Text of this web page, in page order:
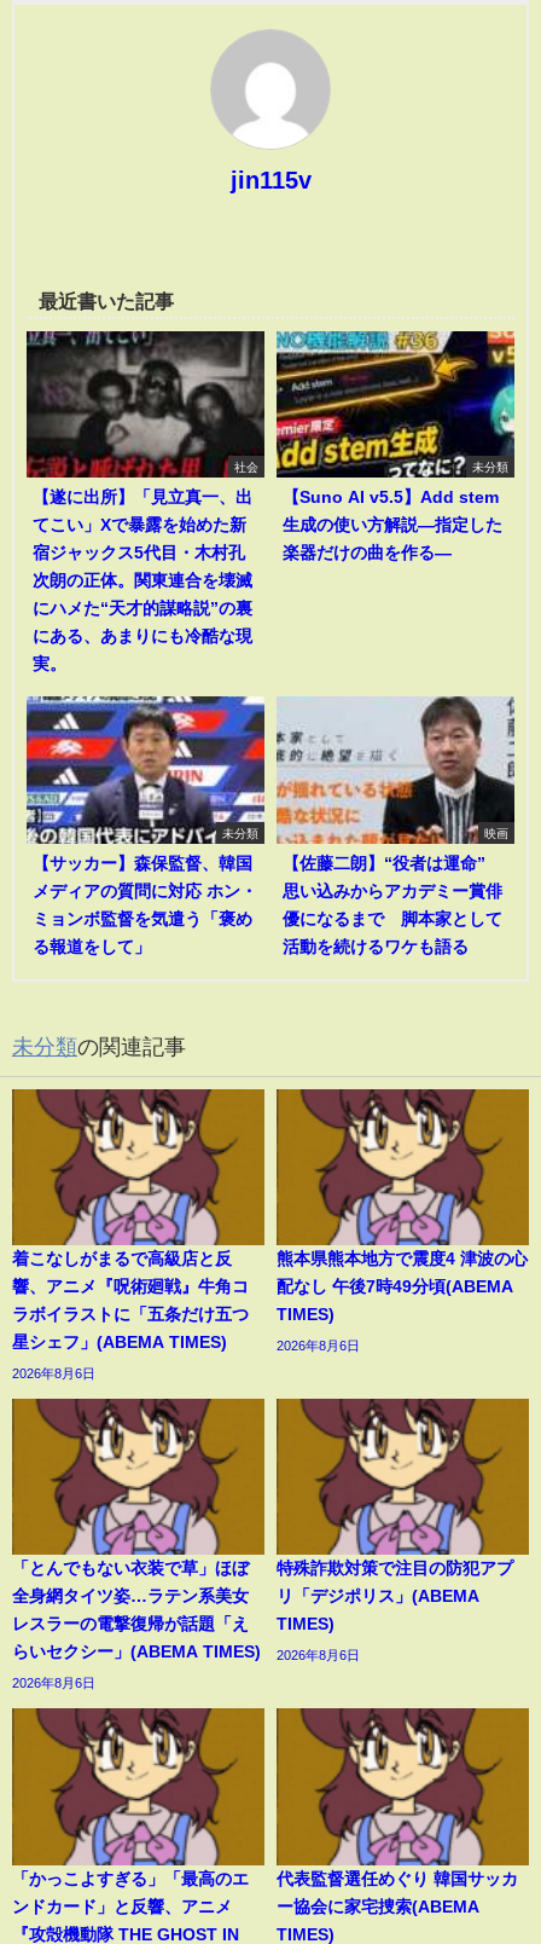
jin115v
最近書いた記事
社会
【遂に出所】「見立真一、出
てこい」Xで暴露を始めた新
宿ジャックス5代目・木村孔
次朗の正体。関東連合を壊滅
にハメた“天才的謀略説”の裏
にある、あまりにも冷酷な現
実。
未分類
【Suno AI v5.5】Add stem
生成の使い方解説―指定した
楽器だけの曲を作る―
未分類
【サッカー】森保監督、韓国
メディアの質問に対応 ホン・
ミョンボ監督を気遣う「褒め
る報道をして」
映画
【佐藤二朗】“役者は運命”
思い込みからアカデミー賞俳
優になるまで 脚本家として
活動を続けるワケも語る
未分類の関連記事
着こなしがまるで高級店と反
響、アニメ『呪術廻戦』牛角コ
ラボイラストに「五条だけ五つ
星シェフ」(ABEMA TIMES)
2026年8月6日
熊本県熊本地方で震度4 津波の心
配なし 午後7時49分頃(ABEMA
TIMES)
2026年8月6日
「とんでもない衣装で草」ほぼ
全身網タイツ姿…ラテン系美女
レスラーの電撃復帰が話題「え
らいセクシー」(ABEMA TIMES)
2026年8月6日
特殊詐欺対策で注目の防犯アプ
リ「デジポリス」(ABEMA
TIMES)
2026年8月6日
「かっこよすぎる」「最高のエ
ンドカード」と反響、アニメ
『攻殻機動隊 THE GHOST IN
代表監督選任めぐり 韓国サッカ
ー協会に家宅捜索(ABEMA
TIMES)